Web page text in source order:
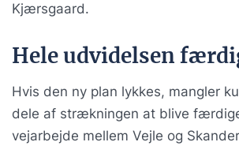
Kjærsgaard.
Hele udvidelsen
Hvis den ny plan lykkes, mangler
dele af strækningen at blive
vejarbejde mellem Vejle og